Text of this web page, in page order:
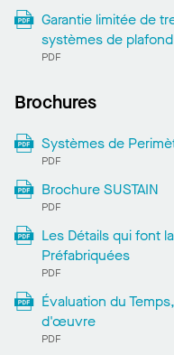
Garantie limitée de
systèmes de plafond
PDF
Brochures
Systèmes de
PDF
Brochure SUSTAIN
PDF
Les Détails qui font
Préfabriquées
PDF
Évaluation du
d'œuvre
PDF